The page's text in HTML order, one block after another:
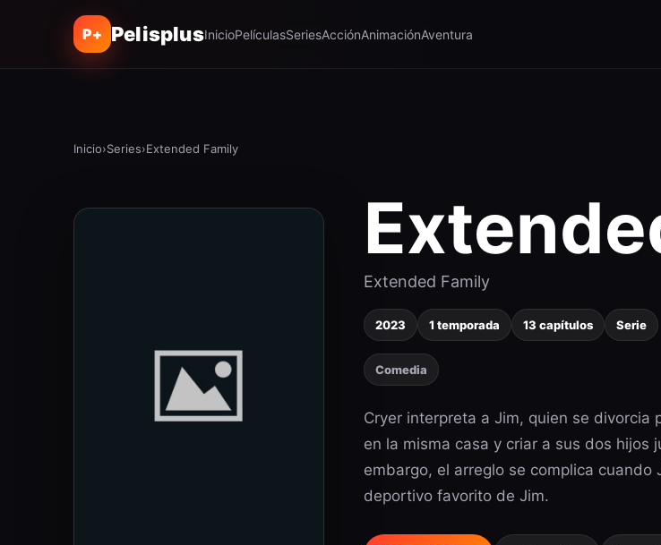
P+ PelisplusInicioPelículasSeriesAcciónAnimaciónAventura
Inicio›Series›Extended Family
Extended Family
2023 1 temporada 13 capítulos Serie
Comedia
Cryer interpreta a Jim, quien se divorcia
en la misma casa y criar a sus dos hijos
embargo, el arreglo se complica
deportivo favorito de Jim.